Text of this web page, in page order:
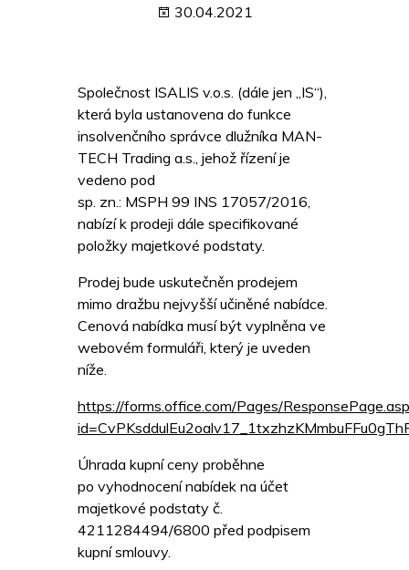
30.04.2021
Společnost ISALIS v.o.s. (dále jen „IS“),
která byla ustanovena do funkce
insolvenčního správce dlužníka MAN-
TECH Trading a.s., jehož řízení je
vedeno pod
sp. zn.: MSPH 99 INS 17057/2016,
nabízí k prodeji dále specifikované
položky majetkové podstaty.
Prodej bude uskutečněn prodejem
mimo dražbu nejvyšší učiněné nabídce.
Cenová nabídka musí být vyplněna ve
webovém formuláři, který je uveden
níže.
https://forms.office.com/Pages/
Úhrada kupní ceny proběhne
po vyhodnocení nabídek na účet
majetkové podstaty č.
4211284494/6800 před podpisem
kupní smlouvy.